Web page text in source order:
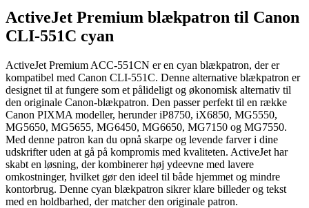
ActiveJet Premium blækpatron til Canon
CLI-551C cyan
ActiveJet Premium ACC-551CN er en cyan blækpatron, der er
kompatibel med Canon CLI-551C. Denne alternative blækpatron er
designet til at fungere som et pålideligt og økonomisk alternativ til
den originale Canon-blækpatron. Den passer perfekt til en række
Canon PIXMA modeller, herunder iP8750, iX6850, MG5550,
MG5650, MG5655, MG6450, MG6650, MG7150 og MG7550.
Med denne patron kan du opnå skarpe og levende farver i dine
udskrifter uden at gå på kompromis med kvaliteten. ActiveJet har
skabt en løsning, der kombinerer høj ydeevne med lavere
omkostninger, hvilket gør den ideel til både hjemmet og mindre
kontorbrug. Denne cyan blækpatron sikrer klare billeder og tekst
med en holdbarhed, der matcher den originale patron.